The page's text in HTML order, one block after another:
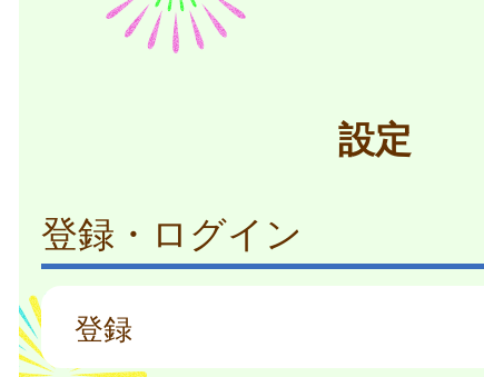
設定
登録・ログイン
登録